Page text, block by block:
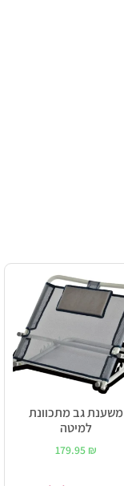
משענת גב מתכוונת
למיטה
179.95 ₪